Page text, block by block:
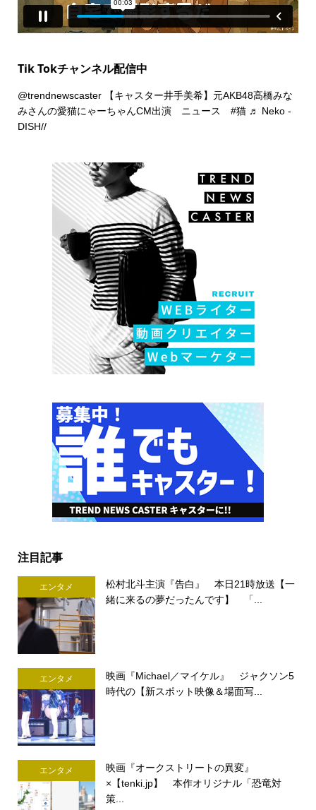
Tik Tokチャンネル配信中
@trendnewscaster【キャスター井手美希】元AKB48高橋みな
みさんの愛猫にゃーちゃんCM出演 ニュース #猫 ♬ Neko -
DISH//
注目記事
エンタメ
松村北斗主演『告白』 本日21時放送【一
緒に来るの夢だったんです】 「...
エンタメ
映画『Michael／マイケル』 ジャクソン5
時代の【新スポット映像＆場面写...
エンタメ
映画『オークストリートの異変』
×【tenki.jp】 本作オリジナル「恐竜対
策...